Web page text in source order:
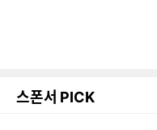
스폰서 PICK